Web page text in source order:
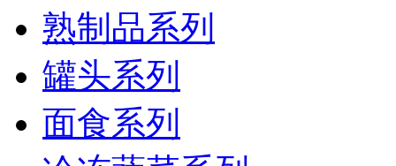
熟制品系列
罐头系列
面食系列